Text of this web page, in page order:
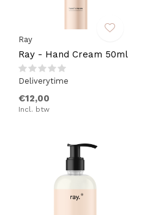
Ray
Ray - Hand Cream 50ml
Deliverytime
€12,00
Incl. btw